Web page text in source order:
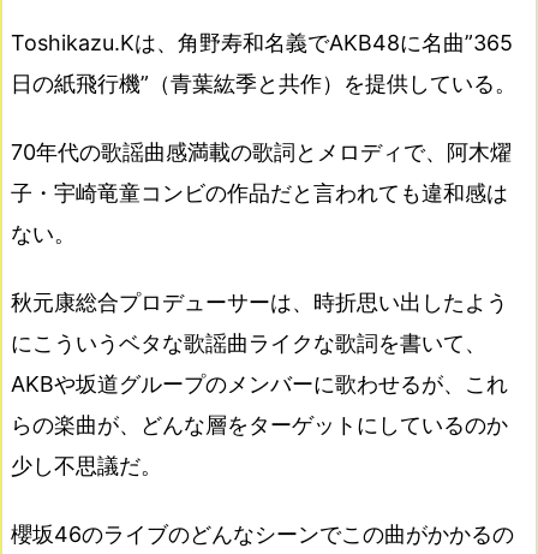
Toshikazu.Kは、角野寿和名義でAKB48に名曲”365
日の紙飛行機”（青葉紘季と共作）を提供している。
70年代の歌謡曲感満載の歌詞とメロディで、阿木燿
子・宇崎竜童コンビの作品だと言われても違和感は
ない。
秋元康総合プロデューサーは、時折思い出したよう
にこういうベタな歌謡曲ライクな歌詞を書いて、
AKBや坂道グループのメンバーに歌わせるが、これ
らの楽曲が、どんな層をターゲットにしているのか
少し不思議だ。
櫻坂46のライブのどんなシーンでこの曲がかかるの